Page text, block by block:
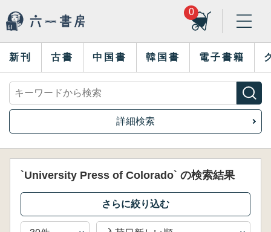
0
新刊 古書 中国書 韓国書 電子書籍
詳細検索
`University Press of Colorado` の検索結果